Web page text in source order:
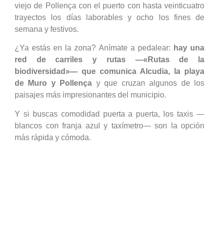
viejo de Pollença con el puerto con hasta veinticuatro
trayectos los días laborables y ocho los fines de
semana y festivos.
¿Ya estás en la zona? Anímate a pedalear: hay una
red de carriles y rutas —«Rutas de la
biodiversidad»— que comunica Alcudia, la playa
de Muro y Pollença y que cruzan algunos de los
paisajes más impresionantes del municipio.
Y si buscas comodidad puerta a puerta, los taxis —
blancos con franja azul y taxímetro— son la opción
más rápida y cómoda.